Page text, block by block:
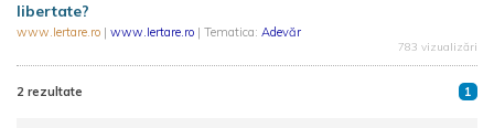
libertate?
www.Iertare.ro | www.Iertare.ro | Tematica: Adevăr
783 vizualizări
2 rezultate 1